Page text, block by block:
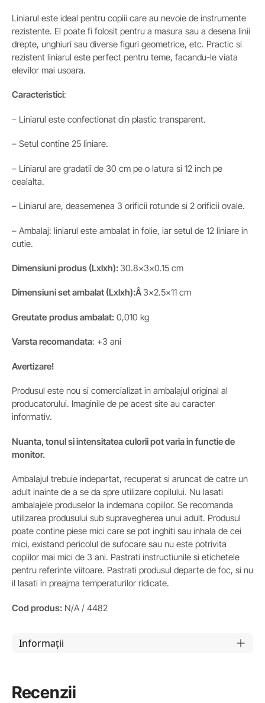
Liniarul este ideal pentru copiii care au nevoie de instrumente
rezistente. El poate fi folosit pentru a masura sau a desena linii
drepte, unghiuri sau diverse figuri geometrice, etc. Practic si
rezistent liniarul este perfect pentru teme, facandu-le viata
elevilor mai usoara.
Caracteristici:
– Liniarul este confectionat din plastic transparent.
– Setul contine 25 liniare.
– Liniarul are gradatii de 30 cm pe o latura si 12 inch pe
cealalta.
– Liniarul are, deasemenea 3 orificii rotunde si 2 orificii ovale.
– Ambalaj: liniarul este ambalat in folie, iar setul de 12 liniare in
cutie.
Dimensiuniprodus (Lxlxh): 30.8x3x0.15 cm
Dimensiuni setambalat (Lxlxh):Â 3×2.5×11 cm
Greutate produs ambalat: 0,010 kg
Varsta recomandata: +3 ani
Avertizare!
Produsul este nou si comercializat in ambalajul original al
producatorului. Imaginile de pe acest site au caracter
informativ.
Nuanta, tonul si intensitatea culorii pot varia in functie de
monitor.
Ambalajul trebuie indepartat, recuperat si aruncat de catre un
adult inainte de a se da spre utilizare copilului. Nu lasati
ambalajele produselor la indemana copiilor. Se recomanda
utilizarea produsului sub supravegherea unui adult. Produsul
poate contine piese mici care se pot inghiti sau inhala de cei
mici, existand pericolul de sufocare sau nu este potrivita
copiilor mai mici de 3 ani. Pastrati instructiunile si etichetele
pentru referinte viitoare. Pastrati produsul departe de foc, si nu
il lasati in preajma temperaturilor ridicate.
Cod produs: N/A / 4482
Informații
Recenzii